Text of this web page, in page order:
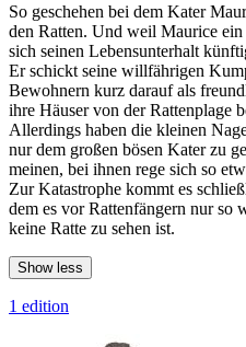
So geschehen bei dem Kater
den Ratten. Und weil Maurice
sich seinen Lebensunterhalt
Er schickt seine willfährigen
Bewohnern kurz darauf als
ihre Häuser von der Rattenplage
Allerdings haben die kleinen
nur dem großen bösen Kater zu
meinen, bei ihnen rege sich so
Zur Katastrophe kommt es
dem es vor Rattenfängern nur
keine Ratte zu sehen ist.
Show less
1 edition